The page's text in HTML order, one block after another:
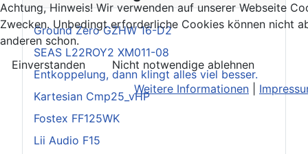
Ground Zero GZHW 16-D2
SEAS L22ROY2 XM011-08
Entkoppelung, dann klingt alles viel besser.
Kartesian Cmp25_vHP
Fostex FF125WK
Lii Audio F15
Achtung, Hinweis! Wir verwenden auf unserer Webseite
Zwecken. Unbedingt erforderliche Cookies können nicht
anderen schon.
Einverstanden
Nicht notwendige ablehnen
Weitere Informationen